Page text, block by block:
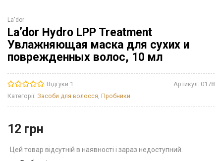
La'dor
La’dor Hydro LPP Treatment
Увлажняющая маска для сухих и
поврежденных волос, 10 мл
Відгуки 1 Артикул: 0178
Категорії: Засоби для волосся, Пробники
12 грн
Цей товар відсутній в наявності і зараз недоступний.